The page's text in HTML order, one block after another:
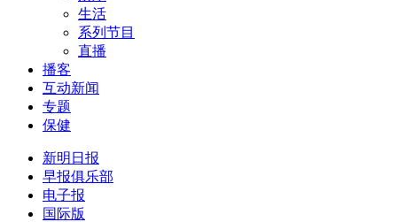
生活
系列节目
直播
播客
互动新闻
专题
保健
新明日报
早报俱乐部
电子报
国际版